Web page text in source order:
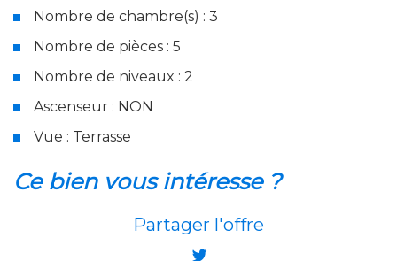
Nombre de chambre(s) : 3
Nombre de pièces : 5
Nombre de niveaux : 2
Ascenseur : NON
Vue : Terrasse
la ville de cervione (20221)
ce bien vous intéresse ?
Partager l'offre